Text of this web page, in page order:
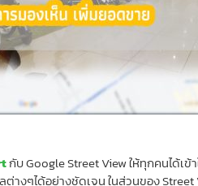
กับ Google Street View ให้ทุกคนได้เข้
างๆได้อย่างชัดเจน ในส่วนของ